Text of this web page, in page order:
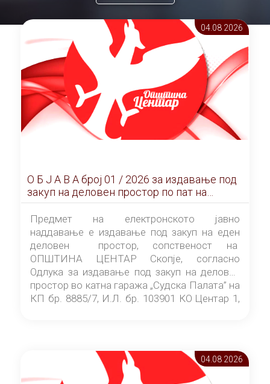
04.08 2026
О Б Ј А В А брoj 01 / 2026 за издавање под
закуп на деловен простор по пат на
ЕЛЕКТРОНСКО ЈАВНО НАДДАВАЊЕ
Предмет на електронското јавно
наддавање е издавање под закуп на еден
деловен простор, сопственост на
ОПШТИНА ЦЕНТАР Скопје, согласно
Одлука за издавање под закуп на деловен
простор во катна гаража „Судска Палата” на
КП бр. 8885/7, И.Л. бр. 103901 КО Центар 1,
Скопје” број 9/2026), за времетраење од 3
(три) години од денот на потпишувањето на
Договорот за закуп со најповолниот
04.08 2026